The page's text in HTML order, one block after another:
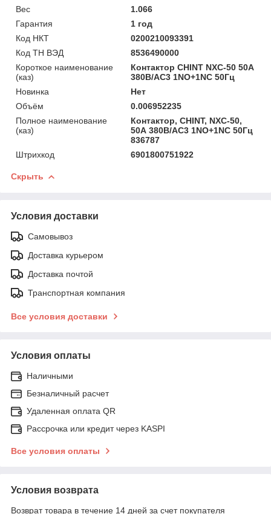
Вес
1.066
Гарантия
1 год
Код НКТ
0200210093391
Код ТН ВЭД
8536490000
Короткое наименование
(каз)
Контактор CHINT NXC-50 50A
380В/AC3 1NO+1NC 50Гц
Новинка
Нет
Объём
0.006952235
Полное наименование
(каз)
Контактор, CHINT, NXC-50,
50А 380В/AC3 1NO+1NC 50Гц
836787
Штрихкод
6901800751922
Скрыть
Условия доставки
Самовывоз
Доставка курьером
Доставка почтой
Транспортная компания
Все условия доставки
Условия оплаты
Наличными
Безналичный расчет
Удаленная оплата QR
Рассрочка или кредит через KASPI
Все условия оплаты
Условия возврата
Возврат товара в течение 14 дней за счет покупателя